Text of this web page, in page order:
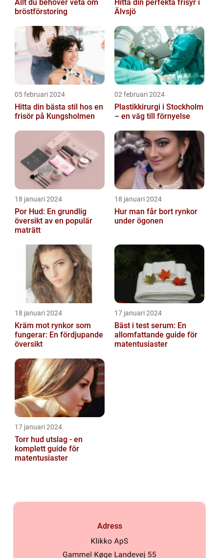
Allt du behöver veta om
bröstförstoring
Hitta din perfekta frisyr i
Älvsjö
05 februari 2024
Hitta din bästa stil hos en
frisör på Kungsholmen
02 februari 2024
Plastikkirurgi i Stockholm
– en väg till förnyelse
18 januari 2024
Por Hud: En grundlig
översikt av en populär
maträtt
18 januari 2024
Hur man får bort rynkor
under ögonen
18 januari 2024
Kräm mot rynkor som
fungerar: En fördjupande
översikt
17 januari 2024
Bäst i test serum: En
allomfattande guide för
matentusiaster
17 januari 2024
Torr hud utslag - en
komplett guide för
matentusiaster
Adress